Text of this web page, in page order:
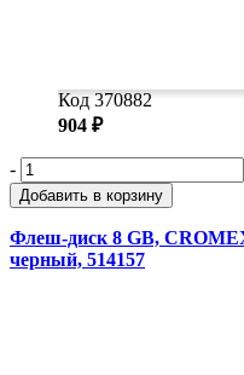
Код 370882
904 ₽
-
Добавить в корзину
Флеш-диск 8 GB,
черный, 514157